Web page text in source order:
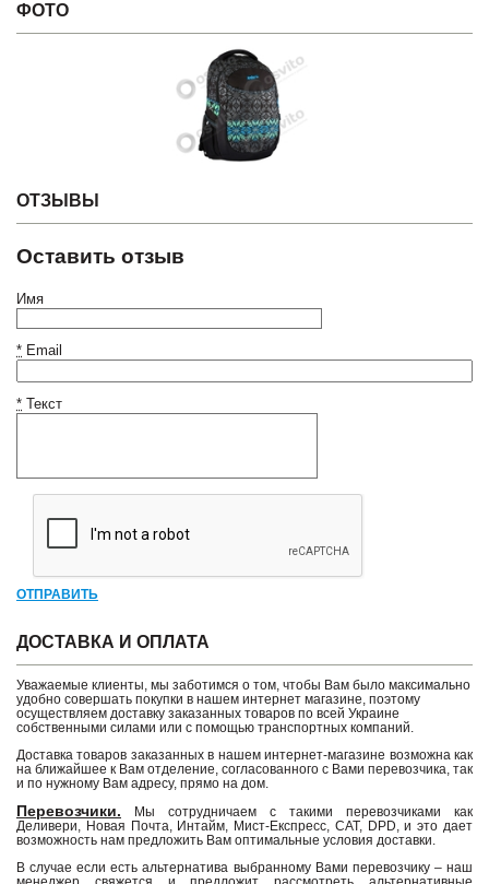
ФОТО
ОТЗЫВЫ
Оставить отзыв
Имя
* Email
* Текст
ОТПРАВИТЬ
ДОСТАВКА И ОПЛАТА
Уважаемые клиенты, мы заботимся о том, чтобы Вам было максимально
удобно совершать покупки в нашем интернет магазине, поэтому
осуществляем доставку заказанных товаров по всей Украине
собственными силами или с помощью транспортных компаний.
Доставка товаров заказанных в нашем интернет-магазине возможна как
на ближайшее к Вам отделение, согласованного с Вами перевозчика, так
и по нужному Вам адресу, прямо на дом.
Перевозчики. Мы сотрудничаем с такими перевозчиками как
Деливери, Новая Почта, Интайм, Мист-Експресс, САТ, DPD, и это дает
возможность нам предложить Вам оптимальные условия доставки.
В случае если есть альтернатива выбранному Вами перевозчику – наш